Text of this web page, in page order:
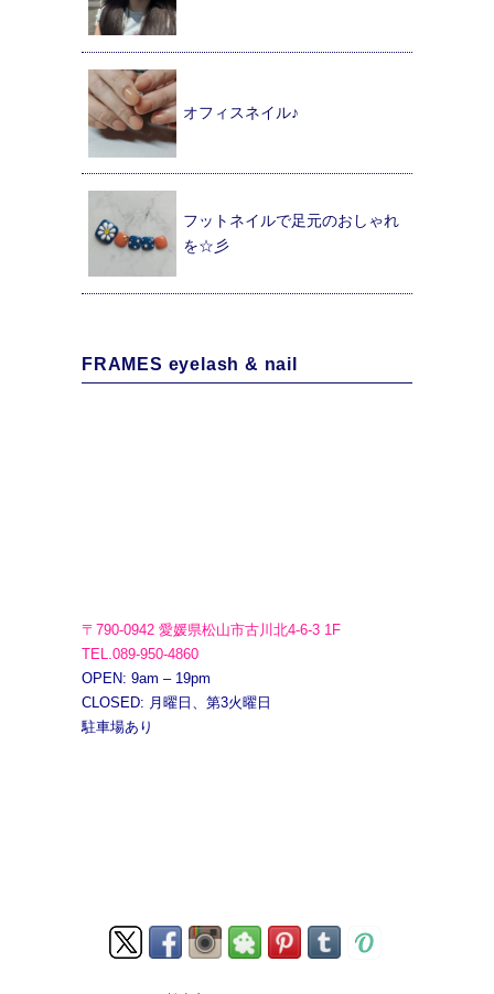
オフィスネイル♪
フットネイルで足元のおしゃれ
を☆彡
FRAMES eyelash & nail
〒790-0942 愛媛県松山市古川北4-6-3 1F
TEL.089-950-4860
OPEN: 9am – 19pm
CLOSED: 月曜日、第3火曜日
駐車場あり